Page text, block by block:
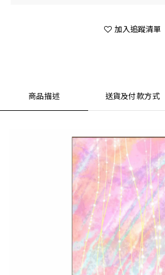
加入追蹤清單
商品描述 送貨及付款方式